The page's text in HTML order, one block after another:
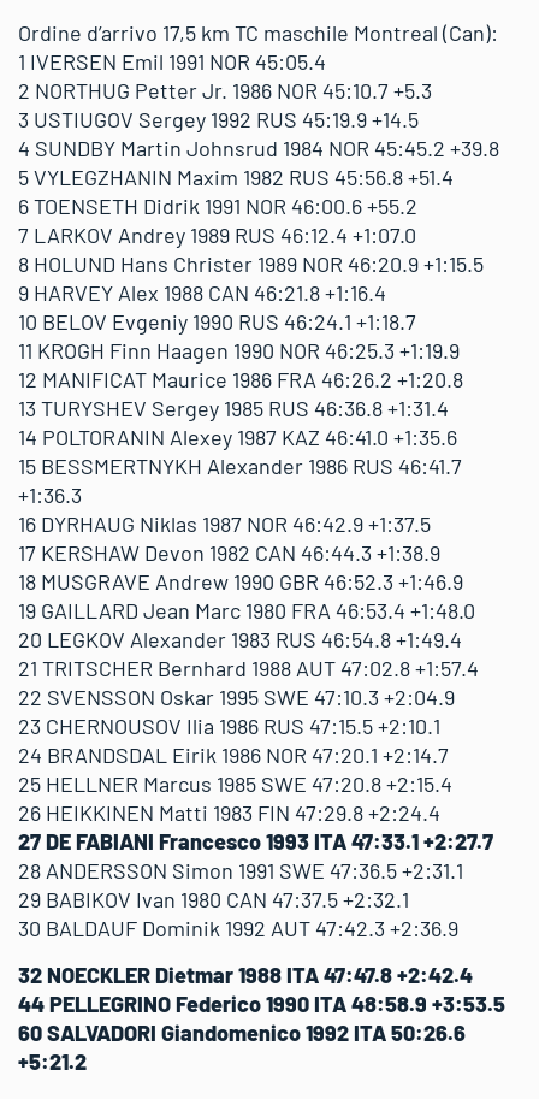
Ordine d’arrivo 17,5 km TC maschile Montreal (Can):
1 IVERSEN Emil 1991 NOR 45:05.4
2 NORTHUG Petter Jr. 1986 NOR 45:10.7 +5.3
3 USTIUGOV Sergey 1992 RUS 45:19.9 +14.5
4 SUNDBY Martin Johnsrud 1984 NOR 45:45.2 +39.8
5 VYLEGZHANIN Maxim 1982 RUS 45:56.8 +51.4
6 TOENSETH Didrik 1991 NOR 46:00.6 +55.2
7 LARKOV Andrey 1989 RUS 46:12.4 +1:07.0
8 HOLUND Hans Christer 1989 NOR 46:20.9 +1:15.5
9 HARVEY Alex 1988 CAN 46:21.8 +1:16.4
10 BELOV Evgeniy 1990 RUS 46:24.1 +1:18.7
11 KROGH Finn Haagen 1990 NOR 46:25.3 +1:19.9
12 MANIFICAT Maurice 1986 FRA 46:26.2 +1:20.8
13 TURYSHEV Sergey 1985 RUS 46:36.8 +1:31.4
14 POLTORANIN Alexey 1987 KAZ 46:41.0 +1:35.6
15 BESSMERTNYKH Alexander 1986 RUS 46:41.7
+1:36.3
16 DYRHAUG Niklas 1987 NOR 46:42.9 +1:37.5
17 KERSHAW Devon 1982 CAN 46:44.3 +1:38.9
18 MUSGRAVE Andrew 1990 GBR 46:52.3 +1:46.9
19 GAILLARD Jean Marc 1980 FRA 46:53.4 +1:48.0
20 LEGKOV Alexander 1983 RUS 46:54.8 +1:49.4
21 TRITSCHER Bernhard 1988 AUT 47:02.8 +1:57.4
22 SVENSSON Oskar 1995 SWE 47:10.3 +2:04.9
23 CHERNOUSOV Ilia 1986 RUS 47:15.5 +2:10.1
24 BRANDSDAL Eirik 1986 NOR 47:20.1 +2:14.7
25 HELLNER Marcus 1985 SWE 47:20.8 +2:15.4
26 HEIKKINEN Matti 1983 FIN 47:29.8 +2:24.4
27 DE FABIANI Francesco 1993 ITA 47:33.1 +2:27.7
28 ANDERSSON Simon 1991 SWE 47:36.5 +2:31.1
29 BABIKOV Ivan 1980 CAN 47:37.5 +2:32.1
30 BALDAUF Dominik 1992 AUT 47:42.3 +2:36.9
32 NOECKLER Dietmar 1988 ITA 47:47.8 +2:42.4
44 PELLEGRINO Federico 1990 ITA 48:58.9 +3:53.5
60 SALVADORI Giandomenico 1992 ITA 50:26.6
+5:21.2